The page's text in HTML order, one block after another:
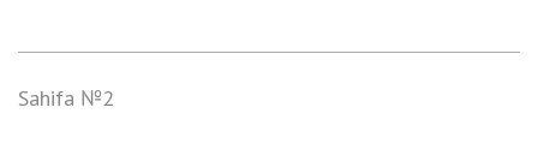
Sahifa №2